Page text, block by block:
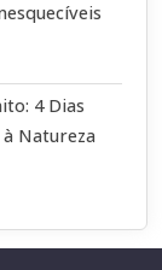
4 Dias
Natureza